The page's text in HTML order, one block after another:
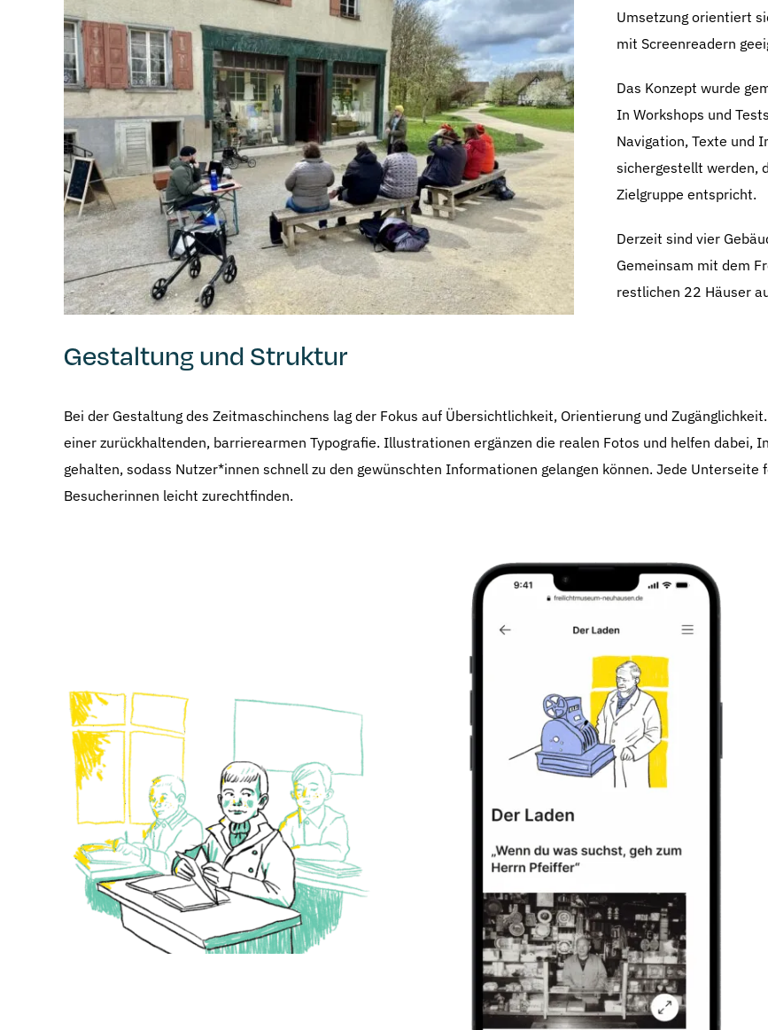
Umsetzung orientiert
mit Screenreadern
Das Konzept wurde
In Workshops und
Navigation, Texte und
sichergestellt werden,
Zielgruppe entspricht.
Derzeit sind vier
Gemeinsam mit dem
restlichen 22 Häuser
Gestaltung und Struktur
Bei der Gestaltung des Zeitmaschinchens lag der Fokus auf Übersichtlichkeit, Orientierung und
einer zurückhaltenden, barrierearmen Typografie. Illustrationen ergänzen die realen Fotos und helfen dabei,
gehalten, sodass Nutzer*innen schnell zu den gewünschten Informationen gelangen können. Jede
Besucherinnen leicht zurechtfinden.